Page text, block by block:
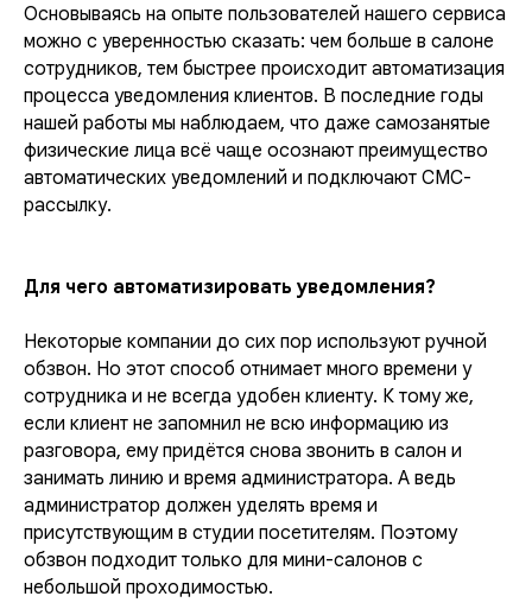
Основываясь на опыте пользователей нашего сервиса
можно с уверенностью сказать: чем больше в салоне
сотрудников, тем быстрее происходит автоматизация
процесса уведомления клиентов. В последние годы
нашей работы мы наблюдаем, что даже самозанятые
физические лица всё чаще осознают преимущество
автоматических уведомлений и подключают СМС-
рассылку.
Для чего автоматизировать уведомления?
Некоторые компании до сих пор используют ручной
обзвон. Но этот способ отнимает много времени у
сотрудника и не всегда удобен клиенту. К тому же,
если клиент не запомнил не всю информацию из
разговора, ему придётся снова звонить в салон и
занимать линию и время администратора. А ведь
администратор должен уделять время и
присутствующим в студии посетителям. Поэтому
обзвон подходит только для мини-салонов с
небольшой проходимостью.